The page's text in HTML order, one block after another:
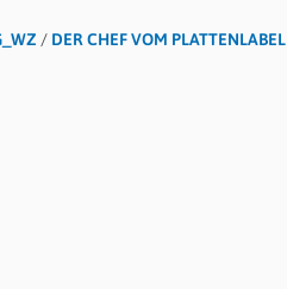
/ DER CHEF VOM PLATTENLABEL